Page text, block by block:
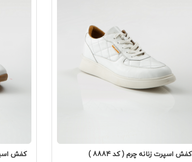
کفش اسپرت زنانه چرم ( کد 8884 ) کفش